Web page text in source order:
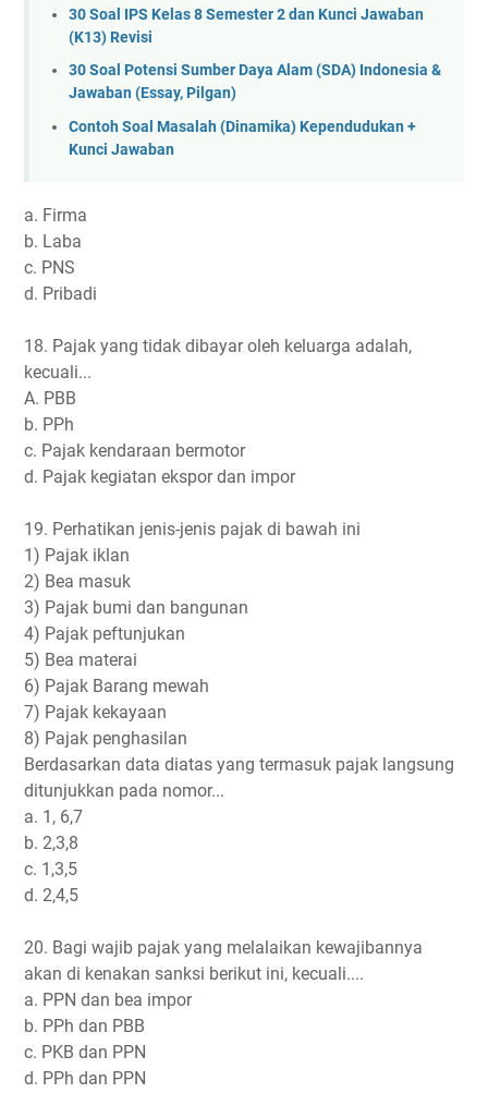
30 Soal IPS Kelas 8 Semester 2 dan Kunci Jawaban
(K13) Revisi
30 Soal Potensi Sumber Daya Alam (SDA) Indonesia &
Jawaban (Essay, Pilgan)
Contoh Soal Masalah (Dinamika) Kependudukan +
Kunci Jawaban
a. Firma
b. Laba
c. PNS
d. Pribadi
18. Pajak yang tidak dibayar oleh keluarga adalah,
kecuali...
A. PBB
b. PPh
c. Pajak kendaraan bermotor
d. Pajak kegiatan ekspor dan impor
19. Perhatikan jenis-jenis pajak di bawah ini
1) Pajak iklan
2) Bea masuk
3) Pajak bumi dan bangunan
4) Pajak peftunjukan
5) Bea materai
6) Pajak Barang mewah
7) Pajak kekayaan
8) Pajak penghasilan
Berdasarkan data diatas yang termasuk pajak langsung
ditunjukkan pada nomor...
a. 1, 6,7
b. 2,3,8
c. 1,3,5
d. 2,4,5
20. Bagi wajib pajak yang melalaikan kewajibannya
akan di kenakan sanksi berikut ini, kecuali....
a. PPN dan bea impor
b. PPh dan PBB
c. PKB dan PPN
d. PPh dan PPN